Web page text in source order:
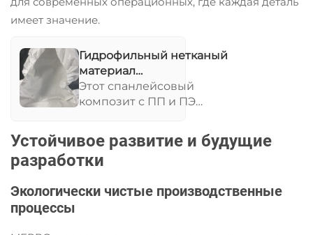
имеет значение.
Гидрофильный нетканый
материал
55г(30гПП+23гПЭ+2гКлей)1
Этот спанлейсовый
композит с ПП и ПЭ
жидкостям и
воздухопроницаемость,
для хирургического
Устойчивое развитие и будущие
разработки
Экологически чистые производственные
процессы